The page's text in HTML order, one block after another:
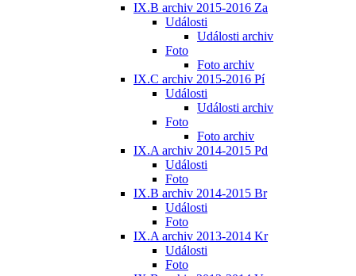
IX.B archiv 2015-2016 Za
Události
Události archiv
Foto
Foto archiv
IX.C archiv 2015-2016 Pí
Události
Události archiv
Foto
Foto archiv
IX.A archiv 2014-2015 Pd
Události
Foto
IX.B archiv 2014-2015 Br
Události
Foto
IX.A archiv 2013-2014 Kr
Události
Foto